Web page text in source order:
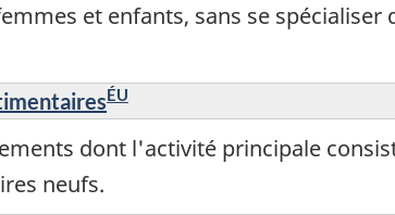
et enfants, sans se spécialiser
ÉU
dont l'activité principale
neufs.